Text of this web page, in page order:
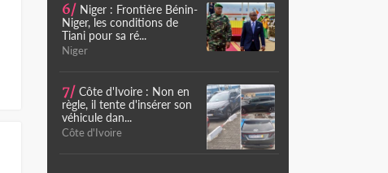
6/ Niger : Frontière Bénin-
Niger, les conditions de
Tiani pour sa ré...
Niger
7/ Côte d'Ivoire : Non en
règle, il tente d'insérer son
véhicule dan...
Côte d'Ivoire